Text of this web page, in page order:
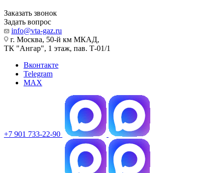
Заказать звонок
Задать вопрос
info@vta-gaz.ru
г. Москва, 50-й км МКАД,
ТК "Ангар", 1 этаж, пав. Т-01/1
Вконтакте
Telegram
MAX
+7 901 733-22-90